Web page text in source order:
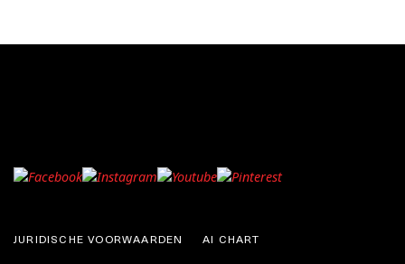
JURIDISCHE VOORWAARDEN AI CHART